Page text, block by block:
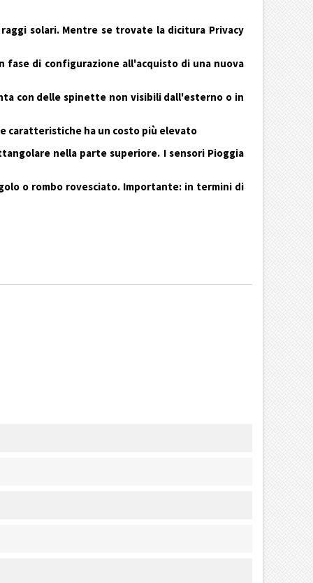
solari. Mentre se trovate la dicitura Privacy
fase di configurazione all'acquisto di una nuova
con delle spinette non visibili dall'esterno o in
caratteristiche ha un costo più elevato
nella parte superiore. I sensori Pioggia
o rombo rovesciato. Importante: in termini di